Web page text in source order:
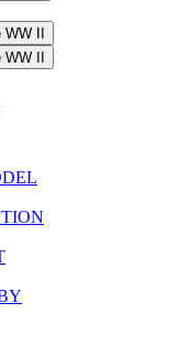
II
II